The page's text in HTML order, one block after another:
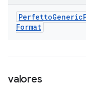
PerfettoGeneric
Format
valores